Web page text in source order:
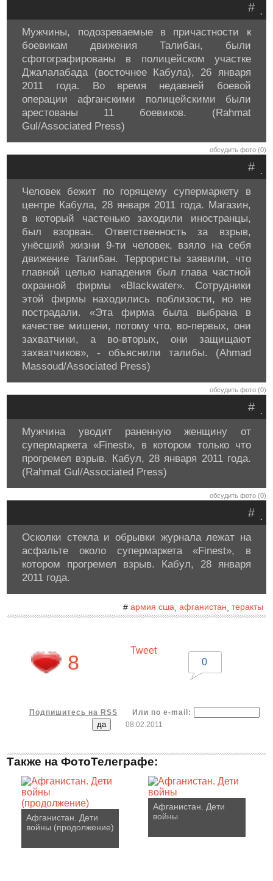
.
#
Мужчины, подозреваемые в причастности к
боевикам движения Талибан, были
сфотографированы в полицейском участке
Джалалабада (восточнее Кабула), 26 января
2011 года. Во время недавней боевой
операции афганскими полицейскими были
арестованы 11 боевиков. (Rahmat
Gul/Associated Press)
обсудить фото (0)
.
#
Человек бежит по горящему супермаркету в
центре Кабула, 28 января 2011 года. Магазин,
в который частенько заходили иностранцы,
был взорван. Ответственность за взрыв,
унёсший жизни 9-ти человек, взяло на себя
движение Талибан. Террористы заявили, что
главной целью нападения был глава частной
охранной фирмы «Blackwater». Сотрудники
этой фирмы находились поблизости, но не
пострадали. «Эта фирма была выбрана в
качестве мишени, потому что, во-первых, они
захватчики, а во-вторых, они защищают
захватчиков», - объяснили талибы. (Ahmad
Massoud/Associated Press)
обсудить фото (0)
.
#
Мужчина уводит раненную женщину от
супермаркета «Finest», в котором только что
прогремел взрыв. Кабул, 28 января 2011 года.
(Rahmat Gul/Associated Press)
обсудить фото (0)
.
#
Осколки стекла и обрывки журнала лежат на
асфальте около супермаркета «Finest», в
котором прогремел взрыв. Кабул, 28 января
2011 года.
# армия сша, афганистан теракты
8
Tweet
0
Подпишитесь на RSS
Или по e-mail:
08.02.2011
Также на ФотоТелеграфе:
Афганистан. Дети
войны (продолжение)
Афганистан. Дети
войны